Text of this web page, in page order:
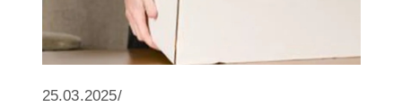
25.03.2025/